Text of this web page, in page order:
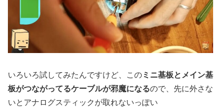
いろいろ試してみたんですけど、このミニ基板とメイン基
板がつながってるケーブルが邪魔になるので、先に外さな
いとアナログスティックが取れないっぽい